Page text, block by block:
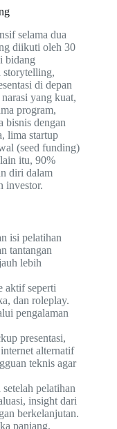
selama dua
diikuti oleh 30
bidang
storytelling,
di depan
yang kuat,
program,
bisnis dengan
lima startup
(seed funding)
itu, 90%
diri dalam
investor.
isi pelatihan
tantangan
lebih
aktif seperti
dan roleplay.
pengalaman
presentasi,
alternatif
teknis agar
pelatihan
insight dari
berkelanjutan.
panjang.